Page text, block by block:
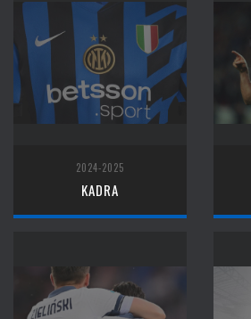
2024-2025
KADRA